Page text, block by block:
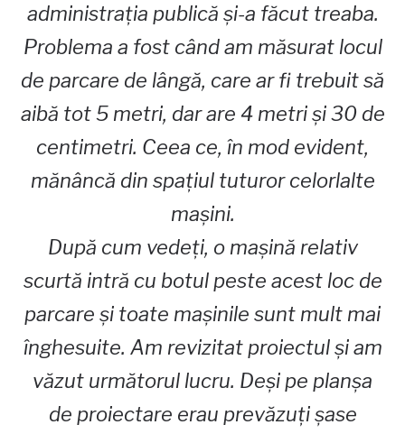
administrația publică și-a făcut treaba.
Problema a fost când am măsurat locul
de parcare de lângă, care ar fi trebuit să
aibă tot 5 metri, dar are 4 metri și 30 de
centimetri. Ceea ce, în mod evident,
mănâncă din spațiul tuturor celorlalte
mașini.
După cum vedeți, o mașină relativ
scurtă intră cu botul peste acest loc de
parcare și toate mașinile sunt mult mai
înghesuite. Am revizitat proiectul și am
văzut următorul lucru. Deși pe planșa
de proiectare erau prevăzuți șase